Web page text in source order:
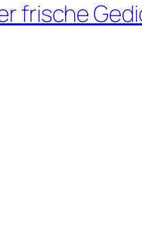
frische